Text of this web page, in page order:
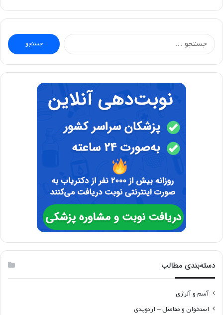
جستجو
برای:
دسته‌بندی مطالب
آسم و آلرژی
استخوان و مفاصل – ارتوپدی